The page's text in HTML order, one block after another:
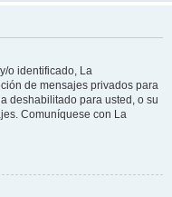
o identificado, La
de mensajes privados para
deshabilitado para usted, o su
Comuníquese con La